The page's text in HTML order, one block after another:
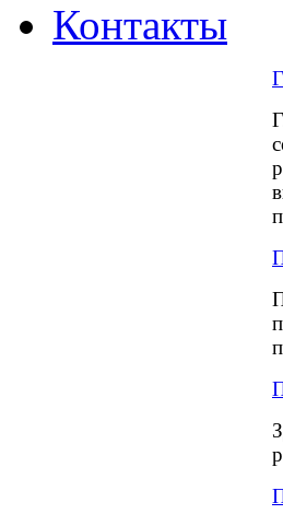
Контакты